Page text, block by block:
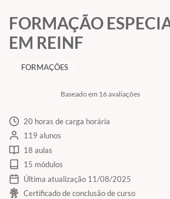
FORMAÇÃO
EM REINF
Baseado em 16 avaliações
FORMAÇÕES
20 horas de carga horária
119 alunos
18 aulas
15 módulos
Última atualização 11/08/2025
Certificado de conclusão de curso